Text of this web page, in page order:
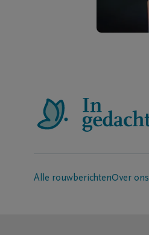
Alle rouwberichtenOver ons